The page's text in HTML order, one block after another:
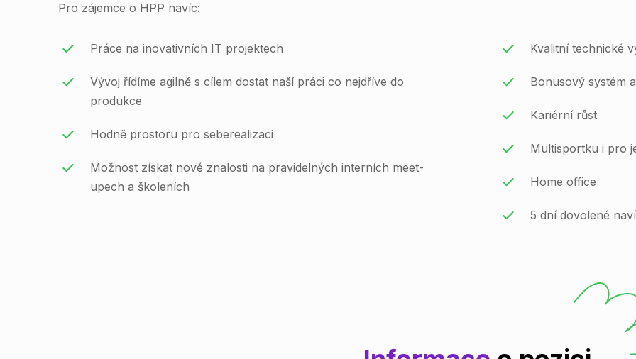
Pro zájemce o HPP navíc:
Práce na inovativních IT projektech
Vývoj řídíme agilně s cílem dostat naší práci co nejdříve do
produkce
Hodně prostoru pro seberealizaci
Možnost získat nové znalosti na pravidelných interních meet-
upech a školeních
Kvalitní technické
Bonusový systém
Kariérní růst
Multisportku i pro
Home office
5 dní dovolené